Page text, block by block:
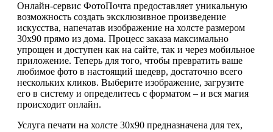
Онлайн-сервис ФотоПочта предоставляет уникальную
возможность создать эксклюзивное произведение
искусства, напечатав изображение на холсте размером
30х90 прямо из дома. Процесс заказа максимально
упрощен и доступен как на сайте, так и через мобильное
приложение. Теперь для того, чтобы превратить ваше
любимое фото в настоящий шедевр, достаточно всего
нескольких кликов. Выберите изображение, загрузите
его в систему и определитесь с форматом – и вся магия
происходит онлайн.
Услуга печати на холсте 30х90 предназначена для тех,